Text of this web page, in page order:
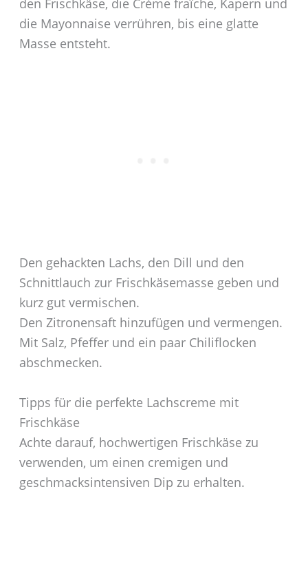
den Frischkäse, die Crème fraîche, Kapern und
die Mayonnaise verrühren, bis eine glatte
Masse entsteht.
Den gehackten Lachs, den Dill und den
Schnittlauch zur Frischkäsemasse geben und
kurz gut vermischen.
Den Zitronensaft hinzufügen und vermengen.
Mit Salz, Pfeffer und ein paar Chiliflocken
abschmecken.
Tipps für die perfekte Lachscreme mit
Frischkäse
Achte darauf, hochwertigen Frischkäse zu
verwenden, um einen cremigen und
geschmacksintensiven Dip zu erhalten.